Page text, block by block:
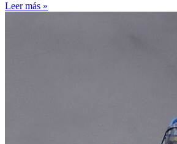
Leer más »